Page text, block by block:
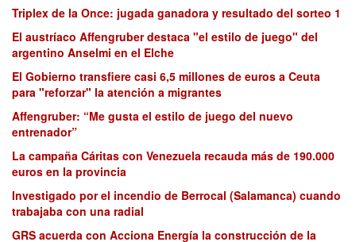
Triplex de la Once: jugada ganadora y resultado del sorteo 1
El austríaco Affengruber destaca "el estilo de juego" del
argentino Anselmi en el Elche
El Gobierno transfiere casi 6,5 millones de euros a Ceuta
para "reforzar" la atención a migrantes
Affengruber: “Me gusta el estilo de juego del nuevo
entrenador”
La campaña Cáritas con Venezuela recauda más de 190.000
euros en la provincia
Investigado por el incendio de Berrocal (Salamanca) cuando
trabajaba con una radial
GRS acuerda con Acciona Energía la construcción de la